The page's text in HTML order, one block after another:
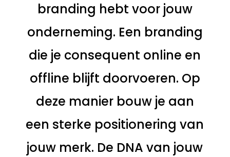
branding hebt voor jouw
onderneming. Een branding
die je consequent online en
offline blijft doorvoeren. Op
deze manier bouw je aan
een sterke positionering van
jouw merk. De DNA van jouw